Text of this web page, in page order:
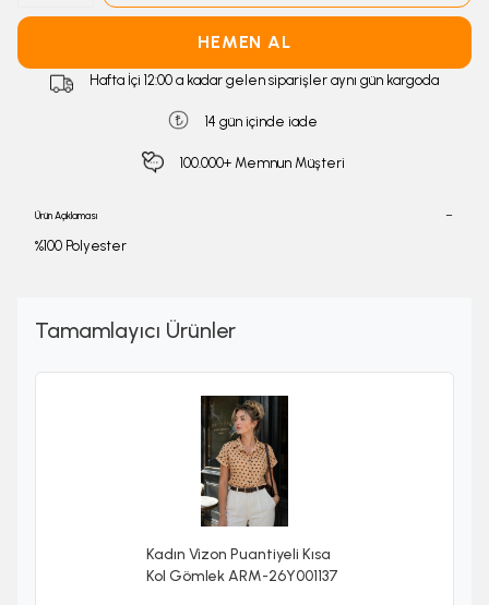
HEMEN AL
Hafta İçi 12:00 a kadar gelen siparişler aynı gün kargoda
14 gün içinde iade
100.000+ Memnun Müşteri
Ürün Açıklaması
%100 Polyester
Tamamlayıcı Ürünler
Kadın Vizon Puantiyeli Kısa
Kol Gömlek ARM-26Y001137